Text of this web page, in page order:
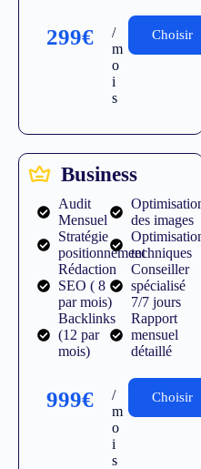
299€
/
m
o
i
s
Choisir
Business
Audit
Mensuel
Stratégie
positionnement
Rédaction
SEO ( 8
par mois)
Backlinks
(12 par
mois)
des images
techniques
Conseiller
spécialisé
7/7 jours
Rapport
mensuel
détaillé
999€
/
m
o
i
s
Choisir